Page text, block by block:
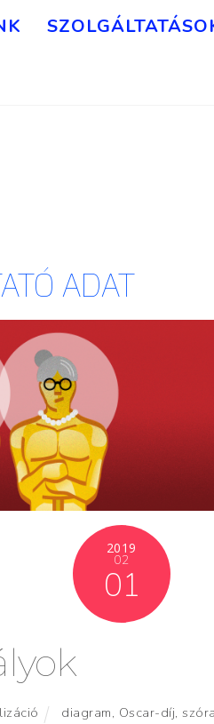
ADAT
2019
02
01
diagram, Oscar-díj,